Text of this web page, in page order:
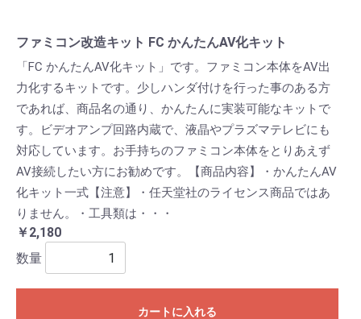
ファミコン改造キット FC かんたんAV化キット
「FC かんたんAV化キット」です。ファミコン本体をAV出
力化するキットです。少しハンダ付けを行った事のある方
であれば、商品名の通り、かんたんに実装可能なキットで
す。ビデオアンプ回路内蔵で、液晶やプラズマテレビにも
対応しています。お手持ちのファミコン本体をとりあえず
AV接続したい方にお勧めです。【商品内容】・かんたんAV
化キット一式【注意】・任天堂社のライセンス商品ではあ
りません。・工具類は・・・
￥2,180
数量
カートに入れる